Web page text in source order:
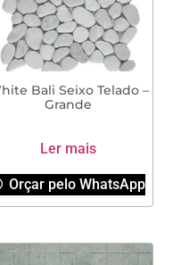
Bali Seixo Telado –
Grande
Ler mais
Orçar pelo WhatsApp